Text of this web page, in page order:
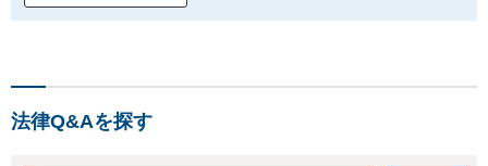
法律Q&Aを探す